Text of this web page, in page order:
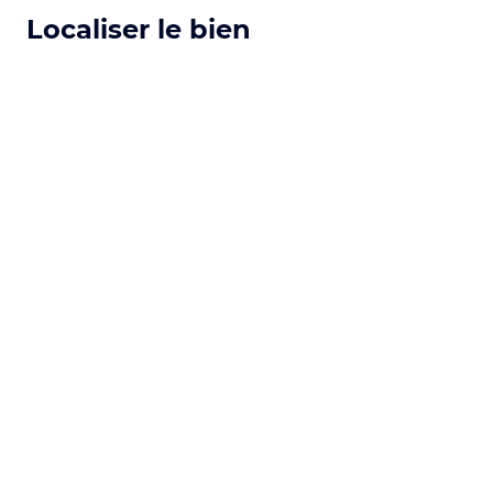
Localiser le bien